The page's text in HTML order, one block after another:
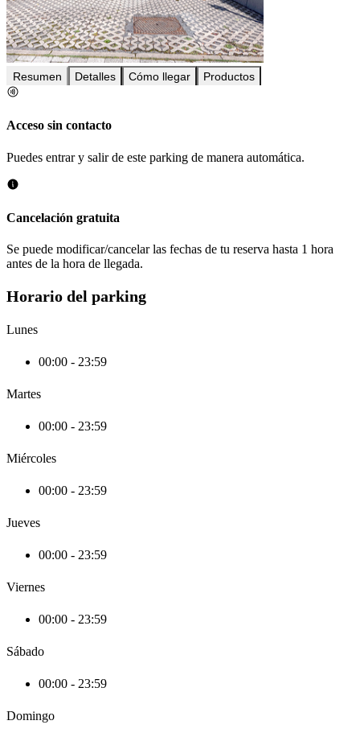
Resumen Detalles Cómo llegar Productos
Acceso sin contacto
Puedes entrar y salir de este parking de manera automática.
Cancelación gratuita
Se puede modificar/cancelar las fechas de tu reserva hasta 1 hora
antes de la hora de llegada.
Horario del parking
Lunes
00:00 - 23:59
Martes
00:00 - 23:59
Miércoles
00:00 - 23:59
Jueves
00:00 - 23:59
Viernes
00:00 - 23:59
Sábado
00:00 - 23:59
Domingo